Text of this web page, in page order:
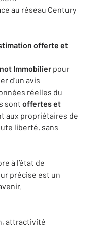
au réseau Century
offerte et
Immobilier pour
d’un avis
réelles du
sont offertes et
aux propriétaires de
liberté, sans
à l’état de
précise est un
attractivité